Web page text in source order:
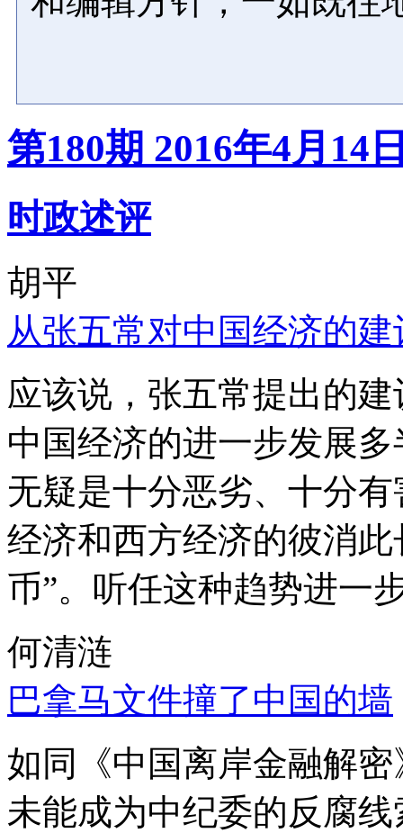
第180期 2016年4月14
时政述评
胡平
从张五常对中国经济的
应该说，张五常提出的
中国经济的进一步发展
无疑是十分恶劣、十分
经济和西方经济的彼消
币”。听任这种趋势进一
何清涟
巴拿马文件撞了中国的墙
如同《中国离岸金融解
未能成为中纪委的反腐